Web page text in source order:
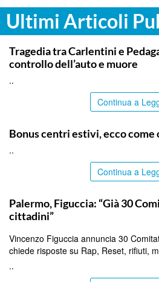
Ultimi Articoli
SIRACUSA
Tragedia tra Carlentini e
controllo dell’auto e muore
..
Continua a
Bonus centri estivi, ecco
..
Continua a
Palermo, Figuccia: “Già 30
cittadini”
Vincenzo Figuccia annuncia 30
chiede risposte su Rap, Reset, rifiuti,
..